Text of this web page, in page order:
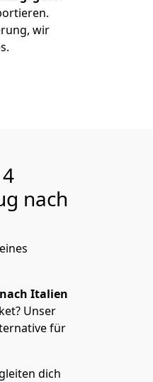
wir
4
nach
nach Italien
Unser
für
dich